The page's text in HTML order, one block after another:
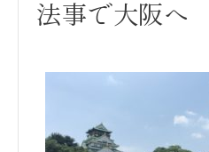
法事で大阪へ